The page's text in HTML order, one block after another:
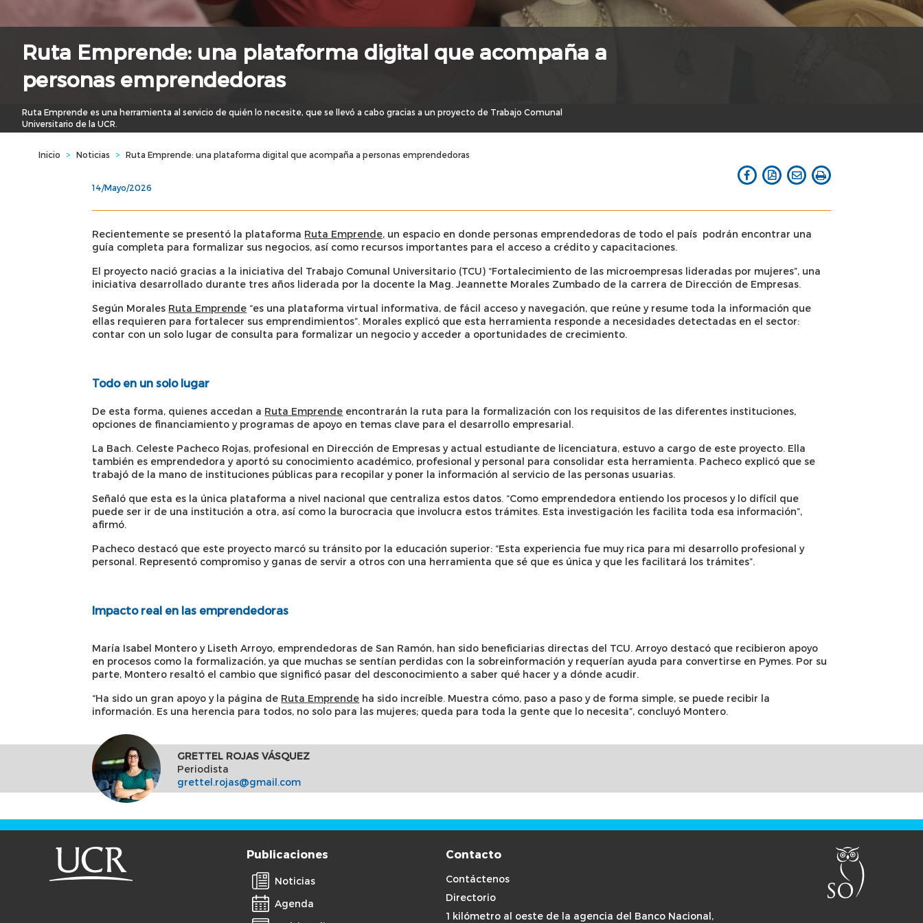
Ruta Emprende: una plataforma digital que acompaña a
personas emprendedoras
Ruta Emprende es una herramienta al servicio de quién lo necesite, que se llevó a cabo gracias a un proyecto de Trabajo Comunal
Universitario de la UCR.
Inicio > Noticias > Ruta Emprende: una plataforma digital que acompaña a personas emprendedoras
14/Mayo/2026
Recientemente se presentó la plataforma Ruta Emprende, un espacio en donde personas emprendedoras de todo el país podrán encontrar una
guía completa para formalizar sus negocios, así como recursos importantes para el acceso a crédito y capacitaciones.
El proyecto nació gracias a la iniciativa del Trabajo Comunal Universitario (TCU) “Fortalecimiento de las microempresas lideradas por mujeres”, una
iniciativa desarrollado durante tres años liderada por la docente la Mag. Jeannette Morales Zumbado de la carrera de Dirección de Empresas.
Según Morales Ruta Emprende “es una plataforma virtual informativa, de fácil acceso y navegación, que reúne y resume toda la información que
ellas requieren para fortalecer sus emprendimientos”. Morales explicó que esta herramienta responde a necesidades detectadas en el sector:
contar con un solo lugar de consulta para formalizar un negocio y acceder a oportunidades de crecimiento.
Todo en un solo lugar
De esta forma, quienes accedan a Ruta Emprende encontrarán la ruta para la formalización con los requisitos de las diferentes instituciones,
opciones de financiamiento y programas de apoyo en temas clave para el desarrollo empresarial.
La Bach. Celeste Pacheco Rojas, profesional en Dirección de Empresas y actual estudiante de licenciatura, estuvo a cargo de este proyecto. Ella
también es emprendedora y aportó su conocimiento académico, profesional y personal para consolidar esta herramienta. Pacheco explicó que se
trabajó de la mano de instituciones públicas para recopilar y poner la información al servicio de las personas usuarias.
Señaló que esta es la única plataforma a nivel nacional que centraliza estos datos. “Como emprendedora entiendo los procesos y lo difícil que
puede ser ir de una institución a otra, así como la burocracia que involucra estos trámites. Esta investigación les facilita toda esa información”,
afirmó.
Pacheco destacó que este proyecto marcó su tránsito por la educación superior: “Esta experiencia fue muy rica para mi desarrollo profesional y
personal. Representó compromiso y ganas de servir a otros con una herramienta que sé que es única y que les facilitará los trámites”.
Impacto real en las emprendedoras
María Isabel Montero y Liseth Arroyo, emprendedoras de San Ramón, han sido beneficiarias directas del TCU. Arroyo destacó que recibieron apoyo
en procesos como la formalización, ya que muchas se sentían perdidas con la sobreinformación y requerían ayuda para convertirse en Pymes. Por su
parte, Montero resaltó el cambio que significó pasar del desconocimiento a saber qué hacer y a dónde acudir.
“Ha sido un gran apoyo y la página de Ruta Emprende ha sido increíble. Muestra cómo, paso a paso y de forma simple, se puede recibir la
información. Es una herencia para todos, no solo para las mujeres; queda para toda la gente que lo necesita”, concluyó Montero.
GRETTEL ROJAS VÁSQUEZ
Periodista
grettel.rojas@gmail.com
Publicaciones
Noticias
Agenda
Contacto
Contáctenos
Directorio
1 kilómetro al oeste de la agencia del Banco Nacional,